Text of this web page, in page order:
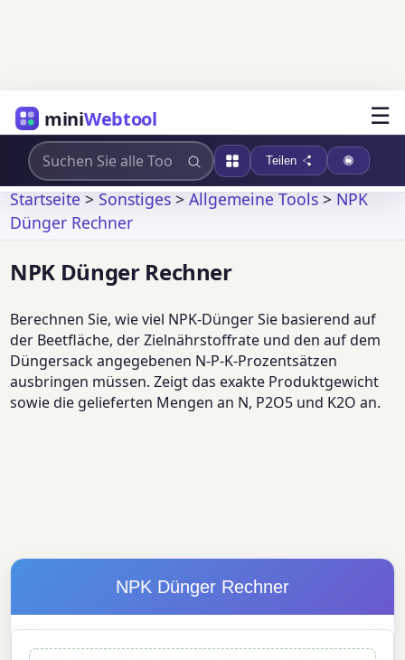
miniWebtool ☰
Teilen
Startseite>Sonstiges>Allgemeine Tools>NPK
Dünger Rechner
NPK Dünger Rechner
Berechnen Sie, wie viel NPK-Dünger Sie basierend auf
der Beetfläche, der Zielnährstoffrate und den auf dem
Düngersack angegebenen N-P-K-Prozentsätzen
ausbringen müssen. Zeigt das exakte Produktgewicht
sowie die gelieferten Mengen an N, P2O5 und K2O an.
NPK Dünger Rechner